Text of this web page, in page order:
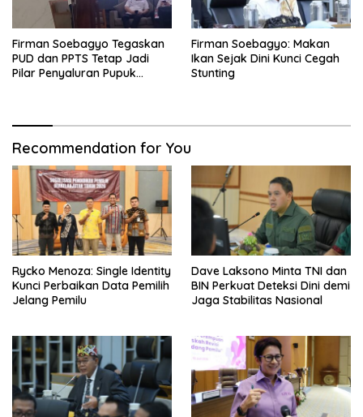
Firman Soebagyo Tegaskan
PUD dan PPTS Tetap Jadi
Pilar Penyaluran Pupuk
Firman Soebagyo: Makan
Ikan Sejak Dini Kunci Cegah
Stunting
Recommendation for You
Rycko Menoza: Single Identity
Kunci Perbaikan Data Pemilih
Jelang Pemilu
Dave Laksono Minta TNI dan
BIN Perkuat Deteksi Dini demi
Jaga Stabilitas Nasional